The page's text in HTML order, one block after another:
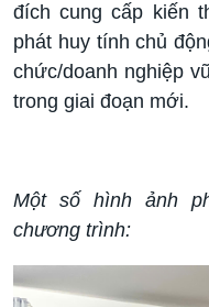
đích cung cấp kiến
phát huy tính chủ
chức/doanh nghiệp
trong giai đoạn mới.
Một số hình ảnh
chương trình: